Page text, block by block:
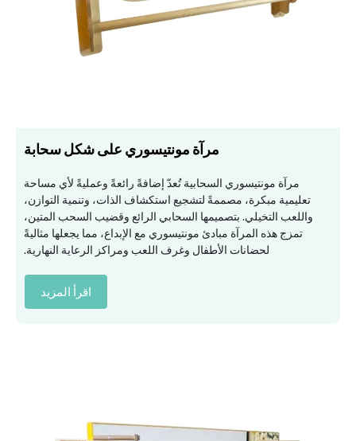
مرآة مونتيسوري على شكل سحابة
مرآة مونتيسوري السحابية تُعدّ إضافةً رائعةً وعمليةً لأي مساحة
تعليمية مبكرة، مصممةً لتشجيع استكشاف الذات، وتنمية التوازن،
واللعب التخيلي. بتصميمها السحابي الرائع وقضيب السحب المتين،
تمزج هذه المرآة مبادئ مونتيسوري مع الإبداع، مما يجعلها مثاليةً
لحضانات الأطفال وغرف اللعب ومراكز الرعاية النهارية.
اقرأ المزيد